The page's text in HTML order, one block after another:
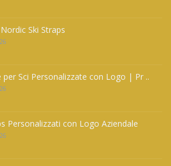
Ski Straps
per Sci Personalizzate con Logo | Pr ..
Personalizzati con Logo Aziendale